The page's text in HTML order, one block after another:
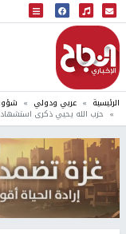
البث المباشر
إذاعة النجاح
الرئيسية عربي ودولي
حزب الله يحيي ذكرى